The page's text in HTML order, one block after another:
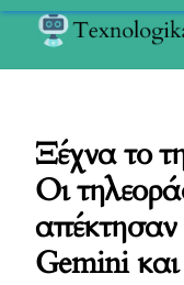
Skip
Ξέχνα το
Οι
Gemini